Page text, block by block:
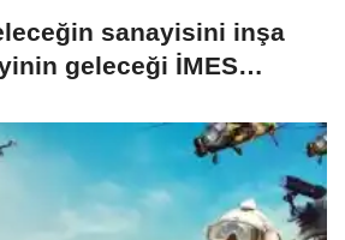
sanayisini inşa
geleceği İMES